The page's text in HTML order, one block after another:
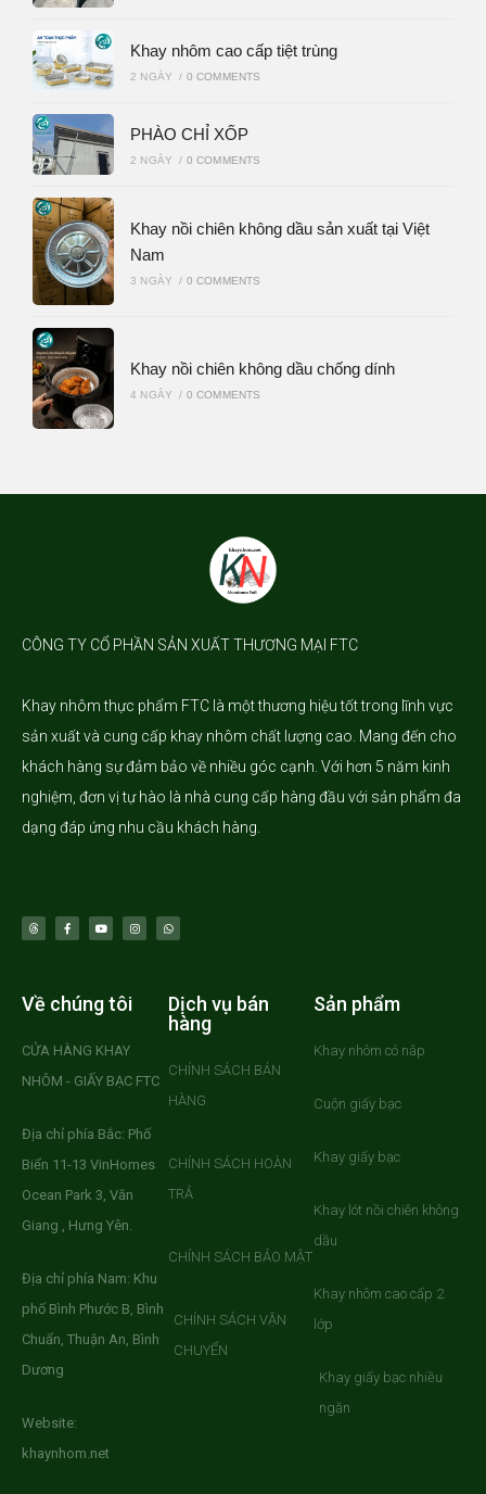
Khay nhôm cao cấp tiệt trùng
2 NGÀY / 0 COMMENTS
PHÀO CHỈ XỐP
2 NGÀY / 0 COMMENTS
Khay nồi chiên không dầu sản xuất tại Việt
Nam
3 NGÀY / 0 COMMENTS
Khay nồi chiên không dầu chống dính
4 NGÀY / 0 COMMENTS
CÔNG TY CỔ PHẦN SẢN XUẤT THƯƠNG MẠI FTC
Khay nhômthực phẩm FTC là một thương hiệu tốt trong lĩnh vực
sản xuất và cung cấp khay nhôm chất lượng cao. Mang đến cho
khách hàng sự đảm bảo về nhiều góc cạnh. Với hơn 5 năm kinh
nghiệm, đơn vị tự hào là nhà cung cấp hàng đầu với sản phẩm đa
dạng đáp ứng nhu cầu khách hàng.
Về chúng tôi
CỬA HÀNG KHAY
NHÔM - GIẤY BẠC FTC
Địa chỉ phía Bắc: Phố
Biển 11-13 VinHomes
Ocean Park 3, Văn
Giang , Hưng Yên.
Địa chỉ phía Nam: Khu
phố Bình Phước B, Bình
Chuẩn, Thuận An, Bình
Dương
Website:
khaynhom.net
Dịch vụ bán
hàng
CHÍNH SÁCH BÁN
HÀNG
CHÍNH SÁCH HOÀN
TRẢ
CHÍNH SÁCH BẢO MẬT
CHÍNH SÁCH VẬN
CHUYỂN
Sản phẩm
Khay nhôm có nắp
Cuộn giấy bạc
Khay giấy bạc
Khay lót nồi chiên không
dầu
Khay nhôm cao cấp 2
lớp
Khay giấy bạc nhiều
ngăn